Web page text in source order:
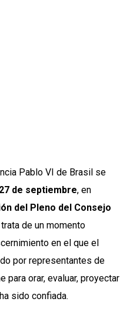
Pablo VI de Brasil se
de septiembre, en
del Pleno del Consejo
de un momento
en el que el
por representantes de
para orar, evaluar, proyectar
sido confiada.